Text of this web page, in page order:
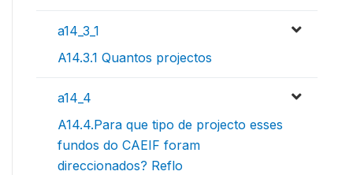
a14_3_1
A14.3.1 Quantos projectos
a14_4
A14.4.Para que tipo de projecto esses
fundos do CAEIF foram
direccionados? Reflo